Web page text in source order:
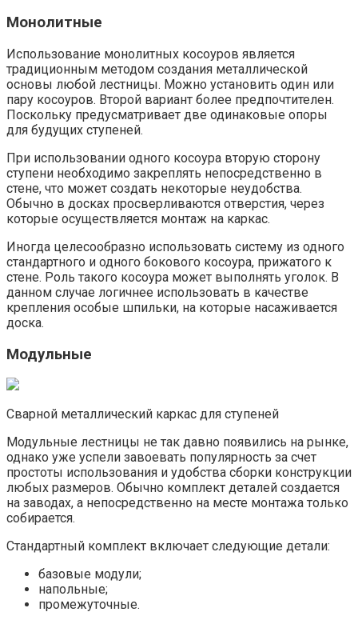
Монолитные
Использование монолитных косоуров является
традиционным методом создания металлической
основы любой лестницы. Можно установить один или
пару косоуров. Второй вариант более предпочтителен.
Поскольку предусматривает две одинаковые опоры
для будущих ступеней.
При использовании одного косоура вторую сторону
ступени необходимо закреплять непосредственно в
стене, что может создать некоторые неудобства.
Обычно в досках просверливаются отверстия, через
которые осуществляется монтаж на каркас.
Иногда целесообразно использовать систему из одного
стандартного и одного бокового косоура, прижатого к
стене. Роль такого косоура может выполнять уголок. В
данном случае логичнее использовать в качестве
крепления особые шпильки, на которые насаживается
доска.
Модульные
Сварной металлический каркас для ступеней
Модульные лестницы не так давно появились на рынке,
однако уже успели завоевать популярность за счет
простоты использования и удобства сборки конструкции
любых размеров. Обычно комплект деталей создается
на заводах, а непосредственно на месте монтажа только
собирается.
Стандартный комплект включает следующие детали:
базовые модули;
напольные;
промежуточные.